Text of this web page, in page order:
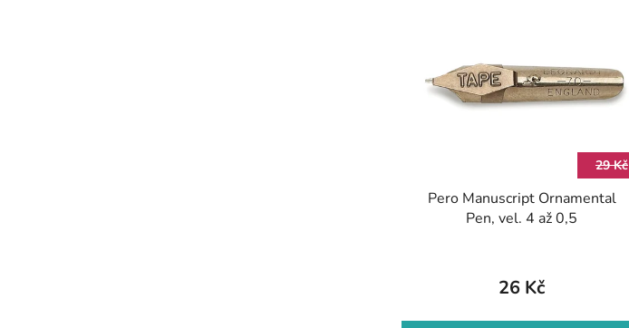
29 Kč
Pero Manuscript Ornamental
Pen, vel. 4 až 0,5
26 Kč